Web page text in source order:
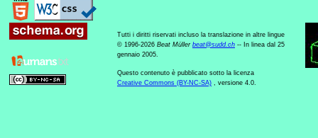
Tutti i diritti riservati incluso la translazione in altre lingue
© 1996-2026 Beat Müller beat@sudd.ch -- In linea dal 25
gennaio 2005.
Questo contenuto è pubblicato sotto la licenza
Creative Commons (BY-NC-SA) , versione 4.0.